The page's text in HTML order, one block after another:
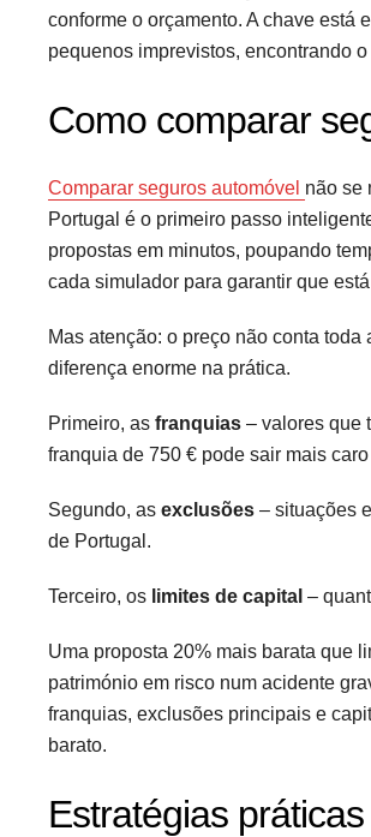
conforme o orçamento. A chave está
pequenos imprevistos, encontrando
Como comparar
Comparar seguros automóvel não se
Portugal é o primeiro passo
propostas em minutos, poupando
cada simulador para garantir que
Mas atenção: o preço não conta
diferença enorme na prática.
Primeiro, as franquias – valores que
franquia de 750 € pode sair mais
Segundo, as exclusões – situações
de Portugal.
Terceiro, os limites de capital –
Uma proposta 20% mais barata que
património em risco num acidente
franquias, exclusões principais e
barato.
Estratégias